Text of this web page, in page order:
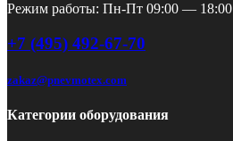
Режим работы: Пн-Пт 09:00 — 18:00
+7 (495) 492-67-70
zakaz@pnevmotex.com
Категории оборудования